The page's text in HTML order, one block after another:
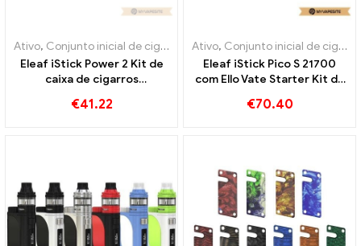
Ativo, Conjunto inicial de cigarro eletrônico ,Modo
Eleaf iStick Power 2 Kit de
caixa de cigarros
atacado丨Personalizado
€41.22
Ativo, Conjunto inicial de cigarro eletrônico
Eleaf iStick Pico S 21700
com Ello Vate Starter Kit de
atacado丨Personalizado
€70.40